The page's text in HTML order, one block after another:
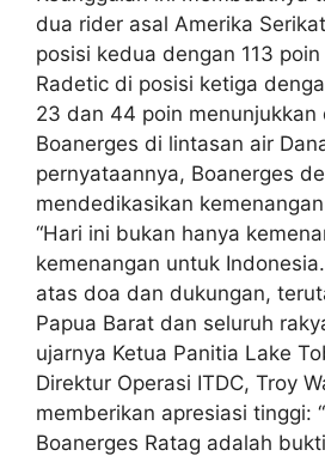
dua rider asal Amerika
posisi kedua dengan 113
Radetic di posisi ketiga
23 dan 44 poin menunjukkan
Boanerges di lintasan air
pernyataannya, Boanerges
mendedikasikan
“Hari ini bukan hanya
kemenangan untuk
atas doa dan dukungan,
Papua Barat dan seluruh
ujarnya Ketua Panitia Lake
Direktur Operasi ITDC, Troy
memberikan apresiasi tinggi:
Boanerges Ratag adalah